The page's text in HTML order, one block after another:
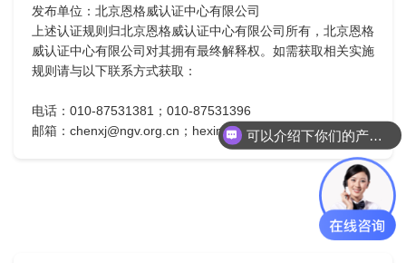
发布单位：北京恩格威认证中心有限公司
上述认证规则归北京恩格威认证中心有限公司所有，北京恩格
威认证中心有限公司对其拥有最终解释权。如需获取相关实施
规则请与以下联系方式获取：
电话：010-87531381；010-87531396
邮箱：chenxj@ngv.org.cn；hexinran@ngv.org.cn
可以介绍下你们的产品么？